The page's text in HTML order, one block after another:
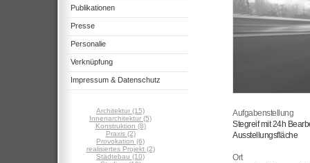
Publikationen
Presse
Personalie
Verknüpfung
Impressum & Datenschutz
Architektur (15)
Innenarchitektur (5)
Konstruktion (8)
Praxis (2)
Provokation (6)
realisiertes Projekt (2)
Städtebau (10)
Aufgabenstellung
Stegreif mit 24h
Ausstellungsfläche
Ort